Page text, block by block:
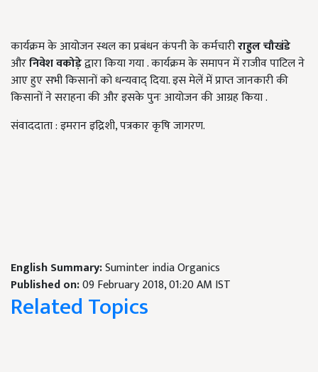
कार्यक्रम के आयोजन स्थल का प्रबंधन कंपनी के कर्मचारीराहुल चौखंडे
औरनिवेश वकोड़ेद्वारा किया गया . कार्यक्रम के समापन में राजीव पाटिल ने
आए हुए सभी किसानों को धन्यवाद् दिया. इस मेलें में प्राप्त जानकारी की
किसानों ने सराहना की और इसके पुनः आयोजन की आग्रह किया .
संवाददाता : इमरान इद्रिशी, पत्रकार कृषि जागरण.
English Summary:Suminter india Organics
Published on:09 February 2018, 01:20 AM IST
Related Topics